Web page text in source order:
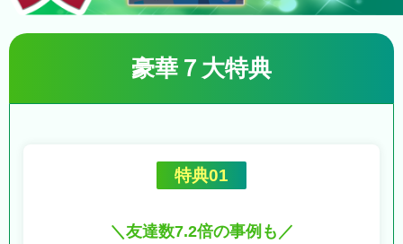
豪華７大特典
特典01
＼友達数7.2倍の事例も／